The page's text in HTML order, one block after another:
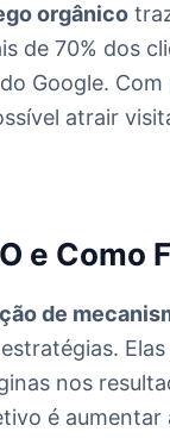
orgânico
de 70% dos
Google.
atrair
e Como
de
nos
é aumentar